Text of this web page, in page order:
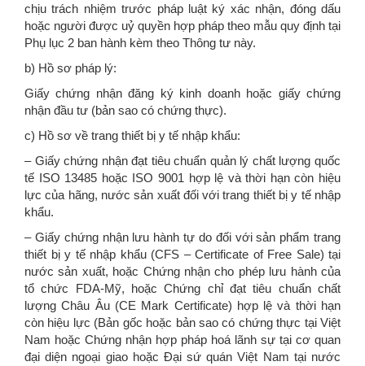
chịu trách nhiệm trước pháp luật ký xác nhận, đóng dấu
hoặc người được uỷ quyền hợp pháp theo mẫu quy định tại
Phụ lục 2 ban hành kèm theo Thông tư này.
b) Hồ sơ pháp lý:
Giấy chứng nhận đăng ký kinh doanh hoặc giấy chứng
nhận đầu tư (bản sao có chứng thực).
c) Hồ sơ về trang thiết bị y tế nhập khẩu:
– Giấy chứng nhận đạt tiêu chuẩn quản lý chất lượng quốc
tế ISO 13485 hoặc ISO 9001 hợp lệ và thời hạn còn hiệu
lực của hãng, nước sản xuất đối với trang thiết bị y tế nhập
khẩu.
– Giấy chứng nhận lưu hành tự do đối với sản phẩm trang
thiết bị y tế nhập khẩu (CFS – Certificate of Free Sale) tại
nước sản xuất, hoặc Chứng nhận cho phép lưu hành của
tổ chức FDA-Mỹ, hoặc Chứng chỉ đạt tiêu chuẩn chất
lượng Châu Âu (CE Mark Certificate) hợp lệ và thời hạn
còn hiệu lực (Bản gốc hoặc bản sao có chứng thực tại Việt
Nam hoặc Chứng nhận hợp pháp hoá lãnh sự tại cơ quan
đại diện ngoại giao hoặc Đại sứ quán Việt Nam tại nước